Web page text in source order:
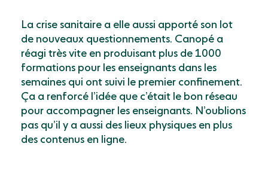
La crise sanitaire a elle aussi apporté son lot
de nouveaux questionnements. Canopé a
réagi très vite en produisant plus de 1000
formations pour les enseignants dans les
semaines qui ont suivi le premier confinement.
Ça a renforcé l’idée que c’était le bon réseau
pour accompagner les enseignants. N’oublions
pas qu’il y a aussi des lieux physiques en plus
des contenus en ligne.